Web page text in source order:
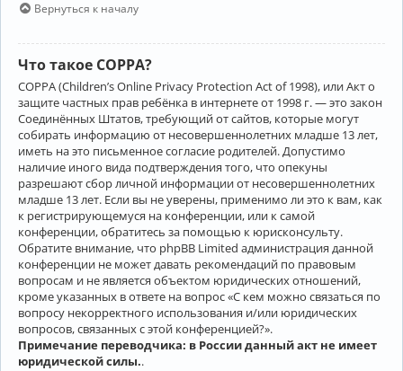
Вернуться к началу
Что такое COPPA?
COPPA (Children’s Online Privacy Protection Act of 1998), или Акт о
защите частных прав ребёнка в интернете от 1998 г. — это закон
Соединённых Штатов, требующий от сайтов, которые могут
собирать информацию от несовершеннолетних младше 13 лет,
иметь на это письменное согласие родителей. Допустимо
наличие иного вида подтверждения того, что опекуны
разрешают сбор личной информации от несовершеннолетних
младше 13 лет. Если вы не уверены, применимо ли это к вам, как
к регистрирующемуся на конференции, или к самой
конференции, обратитесь за помощью к юрисконсульту.
Обратите внимание, что phpBB Limited администрация данной
конференции не может давать рекомендаций по правовым
вопросам и не является объектом юридических отношений,
кроме указанных в ответе на вопрос «С кем можно связаться по
вопросу некорректного использования и/или юридических
вопросов, связанных с этой конференцией?».
Примечание переводчика: в России данный акт не имеет
юридической силы..